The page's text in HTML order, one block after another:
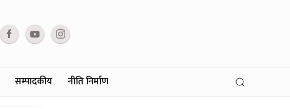
सम्पादकीय नीति निर्माण